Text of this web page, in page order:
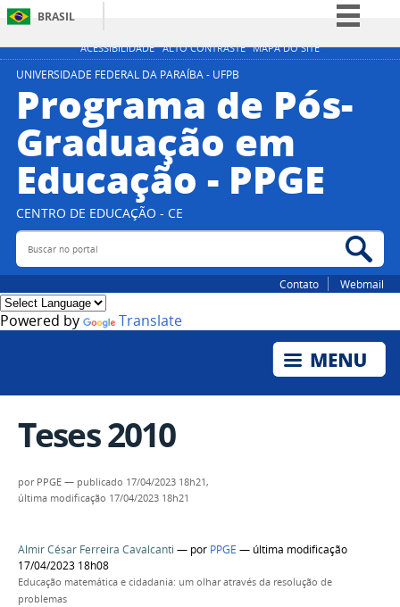
ACESSIBILIDADE ALTO CONTRASTE MAPA DO SITE
BRASIL
Simplifique!
Participe
Legislação
Canais
UNIVERSIDADE FEDERAL DA PARAÍBA - UFPB
Programa de Pós-
Graduação em
Educação - PPGE
CENTRO DE EDUCAÇÃO - CE
Buscar no portal
Contato Webmail
Powered by Translate
Teses 2010
por PPGE — publicado 17/04/2023 18h21,
última modificação 17/04/2023 18h21
Almir César Ferreira Cavalcanti — por PPGE — última modificação
17/04/2023 18h08
Educação matemática e cidadania: um olhar através da resolução de
problemas